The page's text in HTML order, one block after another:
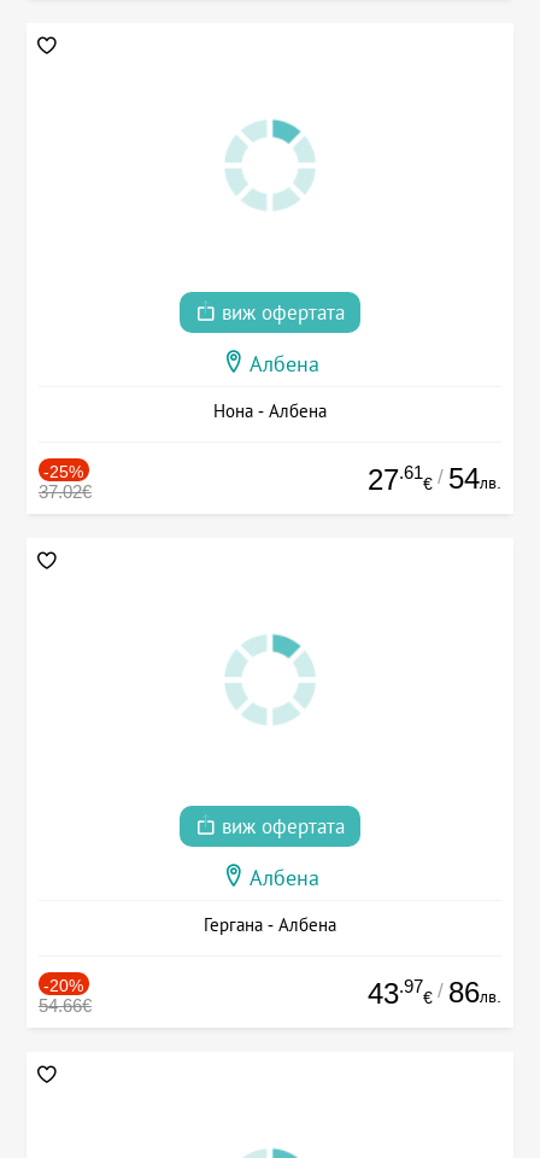
виж офертата
Албена
Нона - Албена
-25%
37.02€ 27.61
€ / 54лв.
виж офертата
Албена
Гергана - Албена
-20%
54.66€ 43.97
€ / 86лв.